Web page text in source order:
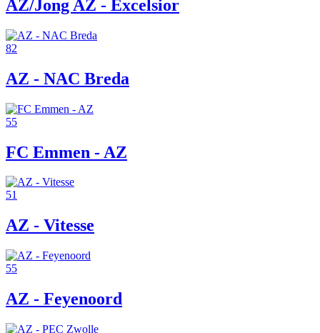
AZ/Jong AZ - Excelsior
82
AZ - NAC Breda
55
FC Emmen - AZ
51
AZ - Vitesse
55
AZ - Feyenoord